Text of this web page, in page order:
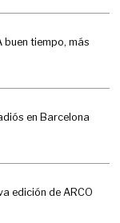
buen tiempo, más
en Barcelona
edición de ARCO